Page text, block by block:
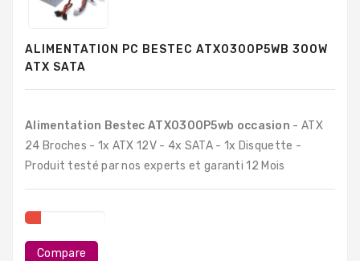
Disques
Durs
PC
Composants
Portables
Destockage
ALIMENTATION PC BESTEC ATX0300P5WB 300W
ATX SATA
Alimentation Bestec ATX0300P5wb occasion - ATX
24 Broches - 1x ATX 12V - 4x SATA - 1x Disquette -
Produit testé par nos experts et garanti 12 Mois
Compare